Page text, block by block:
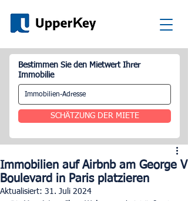
Bestimmen Sie den Mietwert Ihrer
Immobilie
SCHÄTZUNG DER MIETE
Immobilien auf Airbnb am George V
Boulevard in Paris platzieren
Aktualisiert: 31. Juli 2024